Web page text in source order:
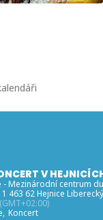
V
- Mezinárodní centrum
463 62 Hejnice
(GMT+02:00)
Koncert